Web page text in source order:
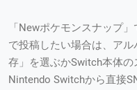
「Newポケモンスナップ
で投稿したい場合は、ア
存」を選ぶかSwitch本体の
Nintendo Switchから直接